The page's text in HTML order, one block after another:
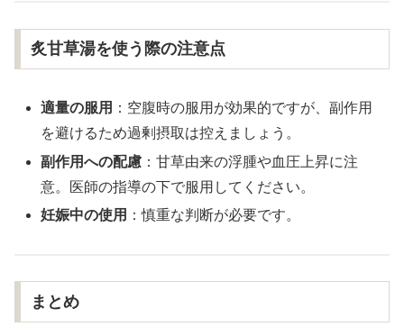
炙甘草湯を使う際の注意点
適量の服用 ：空腹時の服用が効果的ですが、副作用
を避けるため過剰摂取は控えましょう。
副作用への配慮 ：甘草由来の浮腫や血圧上昇に注
意。医師の指導の下で服用してください。
妊娠中の使用 ：慎重な判断が必要です。
まとめ